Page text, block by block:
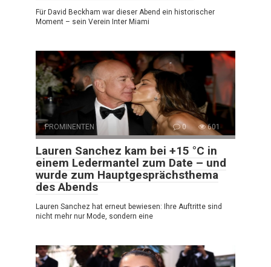
Für David Beckham war dieser Abend ein historischer
Moment – sein Verein Inter Miami
PROMINENTEN 0 601
Lauren Sanchez kam bei +15 °C in
einem Ledermantel zum Date – und
wurde zum Hauptgesprächsthema
des Abends
Lauren Sanchez hat erneut bewiesen: Ihre Auftritte sind
nicht mehr nur Mode, sondern eine